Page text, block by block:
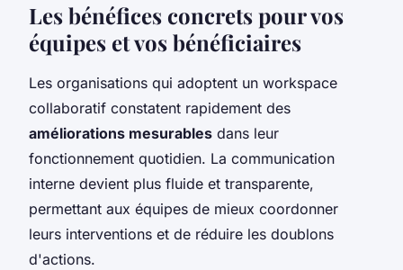
Les bénéfices concrets pour vos
équipes et vos bénéficiaires
Les organisations qui adoptent un workspace
collaboratif constatent rapidement des
améliorations mesurables dans leur
fonctionnement quotidien. La communication
interne devient plus fluide et transparente,
permettant aux équipes de mieux coordonner
leurs interventions et de réduire les doublons
d'actions.